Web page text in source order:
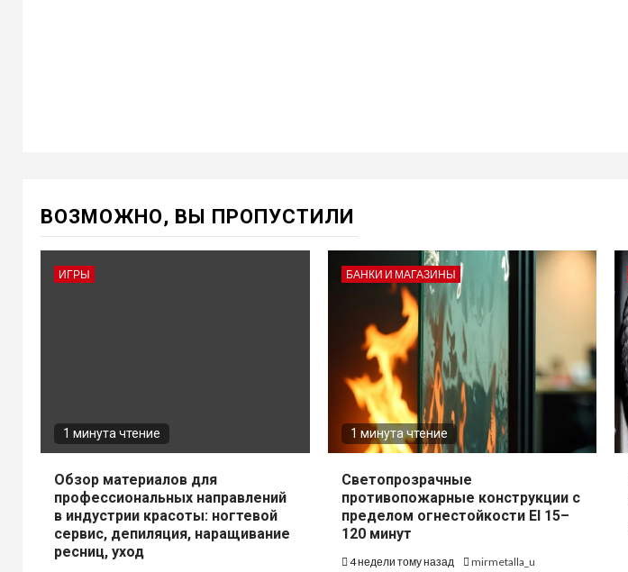
ВОЗМОЖНО, ВЫ ПРОПУСТИЛИ
ИГРЫ
1 минута чтение
Обзор материалов для
профессиональных направлений
в индустрии красоты: ногтевой
сервис, депиляция, наращивание
ресниц, уход
БАНКИ И МАГАЗИНЫ
1 минута чтение
Светопрозрачные
противопожарные конструкции с
пределом огнестойкости EI 15–
120 минут
4 недели тому назад mirmetalla_u